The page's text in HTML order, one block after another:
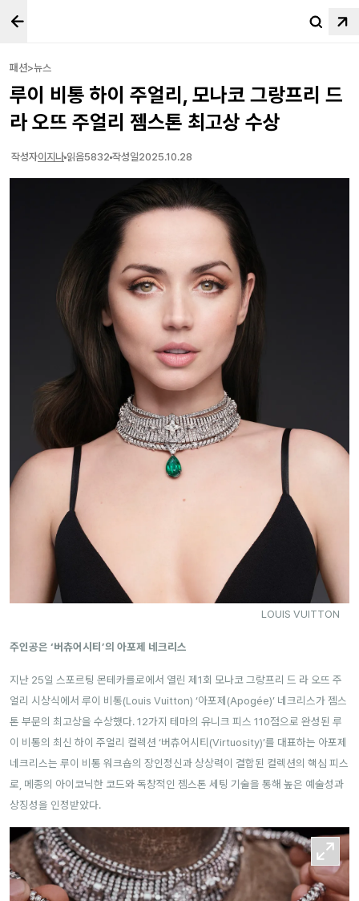
패션>뉴스
루이 비통 하이 주얼리, 모나코 그랑프리 드
라 오뜨 주얼리 젬스톤 최고상 수상
작성자이지나 읽음5832 작성일2025.10.28
LOUIS VUITTON
주인공은 ‘버츄어시티’의 아포제 네크리스
지난 25일 스포르팅 몬테카를로에서 열린 제1회 모나코 그랑프리 드 라 오뜨 주
얼리 시상식에서 루이 비통(Louis Vuitton) ‘아포제(Apogée)’ 네크리스가 젬스
톤 부문의 최고상을 수상했다. 12가지 테마의 유니크 피스 110점으로 완성된 루
이 비통의 최신 하이 주얼리 컬렉션 ‘버츄어시티(Virtuosity)’를 대표하는 아포제
네크리스는 루이 비통 워크숍의 장인정신과 상상력이 결합된 컬렉션의 핵심 피스
로, 메종의 아이코닉한 코드와 독창적인 젬스톤 세팅 기술을 통해 높은 예술성과
상징성을 인정받았다.